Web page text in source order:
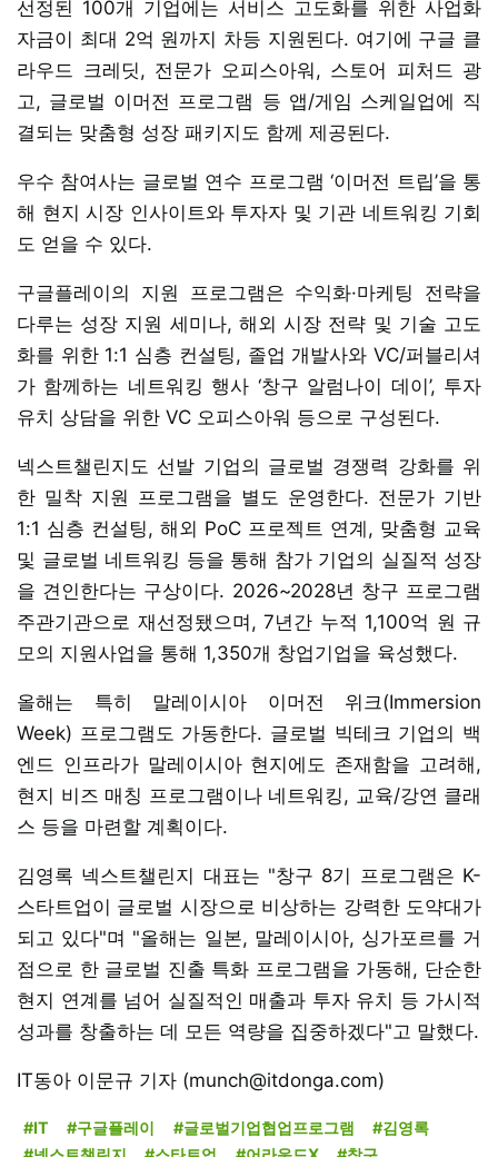
선정된 100개 기업에는 서비스 고도화를 위한 사업화
자금이 최대 2억 원까지 차등 지원된다. 여기에 구글 클
라우드 크레딧, 전문가 오피스아워, 스토어 피처드 광
고, 글로벌 이머전 프로그램 등 앱/게임 스케일업에 직
결되는 맞춤형 성장 패키지도 함께 제공된다.
우수 참여사는 글로벌 연수 프로그램 ‘이머전 트립’을 통
해 현지 시장 인사이트와 투자자 및 기관 네트워킹 기회
도 얻을 수 있다.
구글플레이의 지원 프로그램은 수익화·마케팅 전략을
다루는 성장 지원 세미나, 해외 시장 전략 및 기술 고도
화를 위한 1:1 심층 컨설팅, 졸업 개발사와 VC/퍼블리셔
가 함께하는 네트워킹 행사 ‘창구 알럼나이 데이’, 투자
유치 상담을 위한 VC 오피스아워 등으로 구성된다.
넥스트챌린지도 선발 기업의 글로벌 경쟁력 강화를 위
한 밀착 지원 프로그램을 별도 운영한다. 전문가 기반
1:1 심층 컨설팅, 해외 PoC 프로젝트 연계, 맞춤형 교육
및 글로벌 네트워킹 등을 통해 참가 기업의 실질적 성장
을 견인한다는 구상이다. 2026~2028년 창구 프로그램
주관기관으로 재선정됐으며, 7년간 누적 1,100억 원 규
모의 지원사업을 통해 1,350개 창업기업을 육성했다.
올해는 특히 말레이시아 이머전 위크(Immersion
Week) 프로그램도 가동한다. 글로벌 빅테크 기업의 백
엔드 인프라가 말레이시아 현지에도 존재함을 고려해,
현지 비즈 매칭 프로그램이나 네트워킹, 교육/강연 클래
스 등을 마련할 계획이다.
김영록 넥스트챌린지 대표는 "창구 8기 프로그램은 K-
스타트업이 글로벌 시장으로 비상하는 강력한 도약대가
되고 있다"며 "올해는 일본, 말레이시아, 싱가포르를 거
점으로 한 글로벌 진출 특화 프로그램을 가동해, 단순한
현지 연계를 넘어 실질적인 매출과 투자 유치 등 가시적
성과를 창출하는 데 모든 역량을 집중하겠다"고 말했다.
IT동아 이문규 기자 (munch@itdonga.com)
#IT #구글플레이 #글로벌기업협업프로그램
#김영록